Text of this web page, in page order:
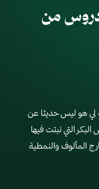
دروس من
لي هو ليس حديثا عن
التي نبتت فيها
المألوف والنمطية